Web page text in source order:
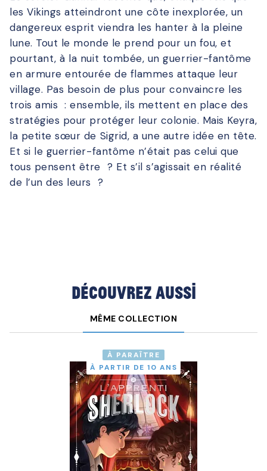
les Vikings atteindront une côte inexplorée, un
dangereux esprit viendra les hanter à la pleine
lune. Tout le monde le prend pour un fou, et
pourtant, à la nuit tombée, un guerrier-fantôme
en armure entourée de flammes attaque leur
village. Pas besoin de plus pour convaincre les
trois amis : ensemble, ils mettent en place des
stratégies pour protéger leur colonie. Mais Keyra,
la petite sœur de Sigrid, a une autre idée en tête.
Et si le guerrier-fantôme n’était pas celui que
tous pensent être ? Et s’il s’agissait en réalité
de l’un des leurs ?
Découvrez aussi
MÊME COLLECTION
À PARAÎTRE
À PARTIR DE 10 ANS